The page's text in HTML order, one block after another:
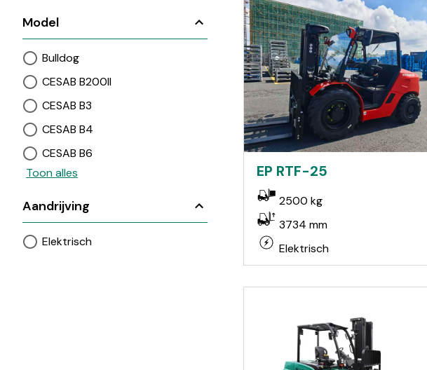
Model
Bulldog
CESAB B200II
CESAB B3
CESAB B4
CESAB B6
Toon alles
Aandrijving
Elektrisch
EP RTF-25
2500 kg
3734 mm
Elektrisch